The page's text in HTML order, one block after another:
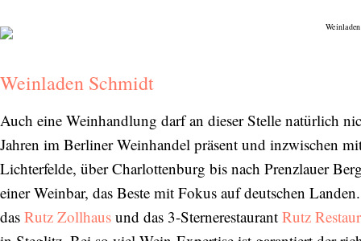
Weinladen Schmidt
Auch eine Weinhandlung darf an dieser Stelle natürlich
Jahren im Berliner Weinhandel präsent und inzwischen
Lichterfelde, über Charlottenburg bis nach Prenzlauer
einer Weinbar, das Beste mit Fokus auf deutschen
das Rutz Zollhaus und das 3-Sternerestaurant Rutz